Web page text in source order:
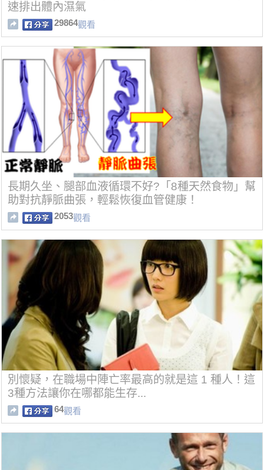
速排出體內濕氣
29864觀看
長期久坐、腿部血液循環不好?「8種天然食物」幫
助對抗靜脈曲張，輕鬆恢復血管健康！
2053觀看
別懷疑，在職場中陣亡率最高的就是這 1 種人！這
3種方法讓你在哪都能生存...
64觀看